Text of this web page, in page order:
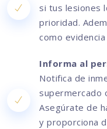
si tus lesiones
prioridad.
como
Informa al
Notifica de
supermercado
Asegúrate de
y proporciona